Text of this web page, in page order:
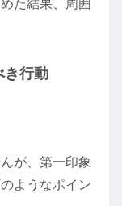
た結果、周囲
き行動
が、第一印象
ようなポイン